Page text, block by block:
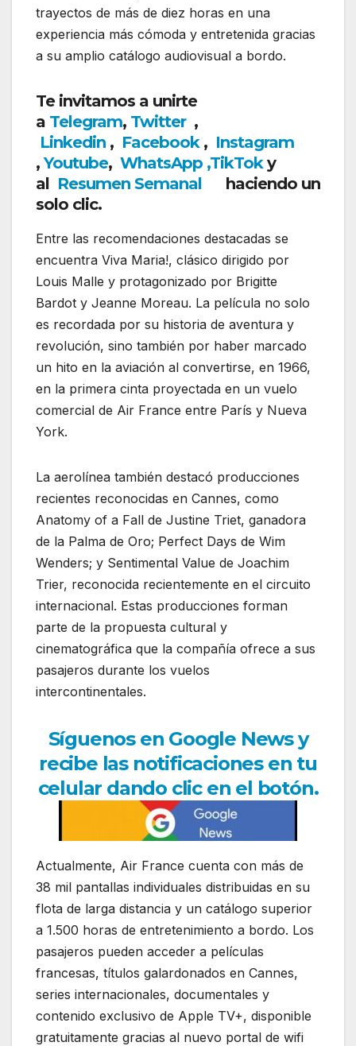
trayectos de más de diez horas en una
experiencia más cómoda y entretenida gracias
a su amplio catálogo audiovisual a bordo.
Te invitamos a unirte
a Telegram, Twitter ,
Linkedin , Facebook, Instagram
,Youtube, WhatsApp ,TikToky
al Resumen Semanal haciendo un
solo clic.
Entre las recomendaciones destacadas se
encuentra Viva Maria!, clásico dirigido por
Louis Malle y protagonizado por Brigitte
Bardot y Jeanne Moreau. La película no solo
es recordada por su historia de aventura y
revolución, sino también por haber marcado
un hito en la aviación al convertirse, en 1966,
en la primera cinta proyectada en un vuelo
comercial de Air France entre París y Nueva
York.
La aerolínea también destacó producciones
recientes reconocidas en Cannes, como
Anatomy of a Fall de Justine Triet, ganadora
de la Palma de Oro; Perfect Days de Wim
Wenders; y Sentimental Value de Joachim
Trier, reconocida recientemente en el circuito
internacional. Estas producciones forman
parte de la propuesta cultural y
cinematográfica que la compañía ofrece a sus
pasajeros durante los vuelos
intercontinentales.
Síguenos en Google News y
recibe las notificaciones en tu
celular dando clic en el botón.
Actualmente, Air France cuenta con más de
38 mil pantallas individuales distribuidas en su
flota de larga distancia y un catálogo superior
a 1.500 horas de entretenimiento a bordo. Los
pasajeros pueden acceder a películas
francesas, títulos galardonados en Cannes,
series internacionales, documentales y
contenido exclusivo de Apple TV+, disponible
gratuitamente gracias al nuevo portal de wifi